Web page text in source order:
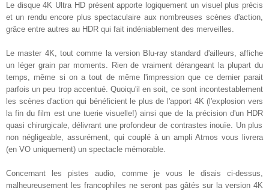
Le disque 4K Ultra HD présent apporte logiquement unvisuel plus précis
et un rendu encore plus spectaculaire aux nombreuses scènes d'action,
grâce entre autres au HDR qui fait indéniablement des merveilles.
Le master 4K, tout comme la version Blu-raystandard d'ailleurs, affiche
un léger grain par moments. Rien de vraiment dérangeant laplupart du
temps, même si on a tout de même l'impression que ce dernier parait
parfois un peu trop accentué. Quoiqu'il en soit, ce sont incontestablement
les scènes d'action qui bénéficient le plus de l'apport 4K (l'explosion vers
la fin du film est une tuerie visuelle!)ainsi que de la précision d'un HDR
quasi chirurgicale, délivrant une profondeur de contrastes inouïe. Unplus
non négligeable, assurément, qui couplé à un ampli Atmos vous livrera
(en VO uniquement) un spectacle mémorable.
Concernant les pistes audio, comme je vous le disais ci-dessus,
malheureusement les francophiles ne seront pas gâtés sur la version 4K